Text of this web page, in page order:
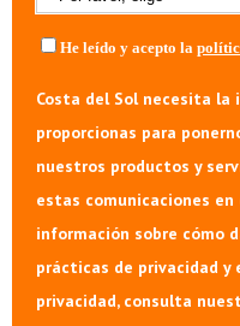
He leído y acepto la
Costa del Sol necesita
proporcionas para
nuestros productos y
estas comunicaciones
información sobre cómo
prácticas de privacidad
privacidad, consulta